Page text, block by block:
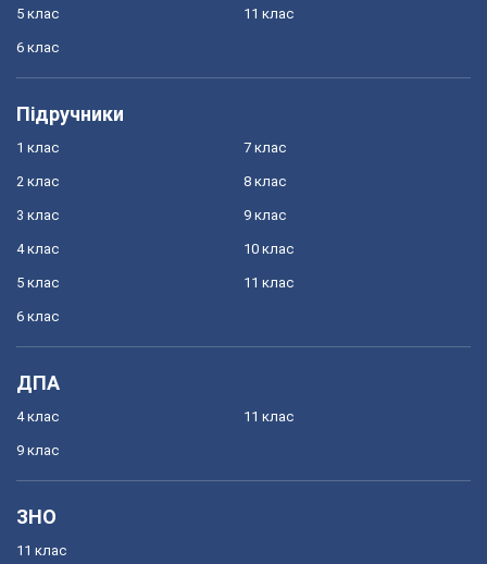
5 клас
6 клас
11 клас
Підручники
1 клас
2 клас
3 клас
4 клас
5 клас
6 клас
7 клас
8 клас
9 клас
10 клас
11 клас
ДПА
4 клас
9 клас
11 клас
ЗНО
11 клас